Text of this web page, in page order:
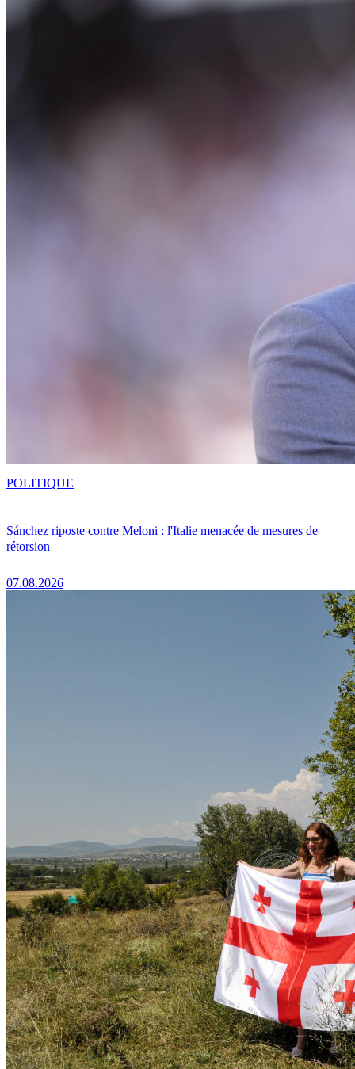
Sánchez riposte contre Meloni : l'Italie menacée de mesures de
rétorsion
07.08.2026
POLITIQUE